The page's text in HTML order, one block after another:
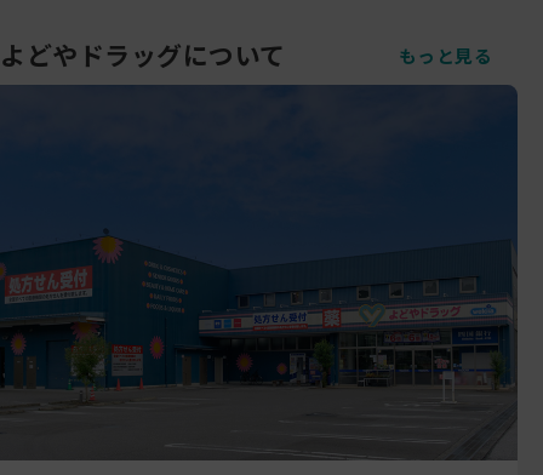
よどやドラッグについて もっと見る